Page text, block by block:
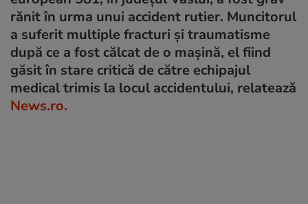
rănit în urma unui accident rutier. Muncitorul
a suferit multiple fracturi şi traumatisme
după ce a fost călcat de o maşină, el fiind
găsit în stare critică de către echipajul
medical trimis la locul accidentului, relatează
News.ro.